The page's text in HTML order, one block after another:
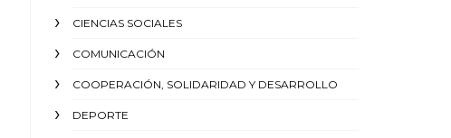
CIENCIAS SOCIALES
COMUNICACIÓN
COOPERACIÓN, SOLIDARIDAD Y DESARROLLO
DEPORTE